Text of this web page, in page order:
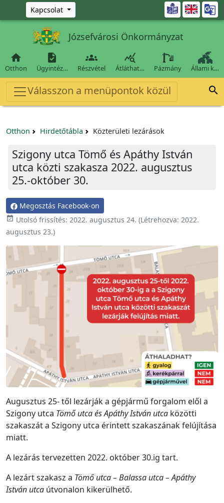
Ugrás a fő tartalomra
Kapcsolat 
Józsefvárosi Önkormányzat

Otthon

Ügyintéz…

Részvétel

Átláthat… Pázmány Állami k…
Válasszon a menüpontok közül 
Otthon Hirdetőtábla Közterületi lezárások
Szigony utca Tömő és Apáthy István
utca közti szakasza 2022. augusztus
25.-október 30.
Megosztás Facebook-on
event_available Utolsó frissítés: 2022. augusztus 24. (Létrehozva: 2022.
augusztus 23.)
Augusztus 25- től lezárják a gépjármű forgalom elől a
Szigony utca Tömő utca és Apáthy István utca közötti
szakaszát a Szigony utca érintett szakaszának felújítása
miatt.
A lezárás tervezetten 2022. október 30.ig tart.
A lezárt szakasz a Tömő utca – Balassa utca – Apáthy
István utca útvonalon kikerülhető.